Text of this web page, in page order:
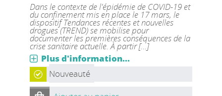
Dans le contexte de l'épidémie de COVID-19 et
du confinement mis en place le 17 mars, le
dispositif Tendances récentes et nouvelles
drogues (TREND) se mobilise pour
documenter les premières conséquences de la
crise sanitaire actuelle. À partir [...]
Plus d'information...
Nouveauté